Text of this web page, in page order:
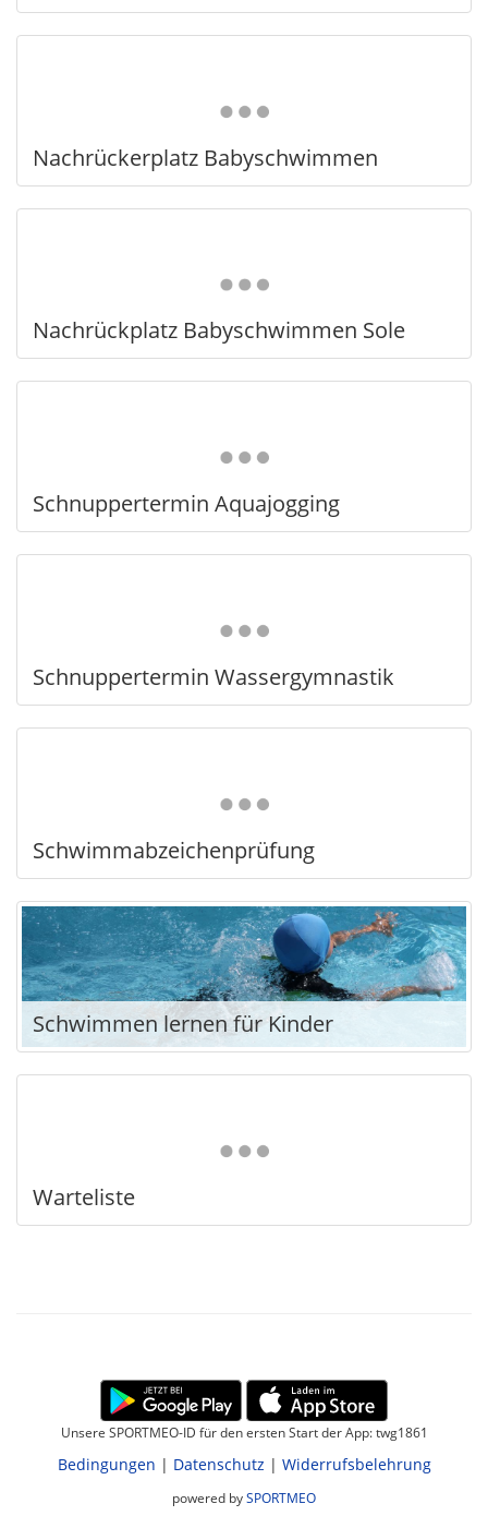
Nachrückerplatz Babyschwimmen
Nachrückplatz Babyschwimmen Sole
Schnuppertermin Aquajogging
Schnuppertermin Wassergymnastik
Schwimmabzeichenprüfung
Schwimmen lernen für Kinder
Warteliste
Unsere SPORTMEO-ID für den ersten Start der App: twg1861
Bedingungen | Datenschutz | Widerrufsbelehrung
powered bySPORTMEO